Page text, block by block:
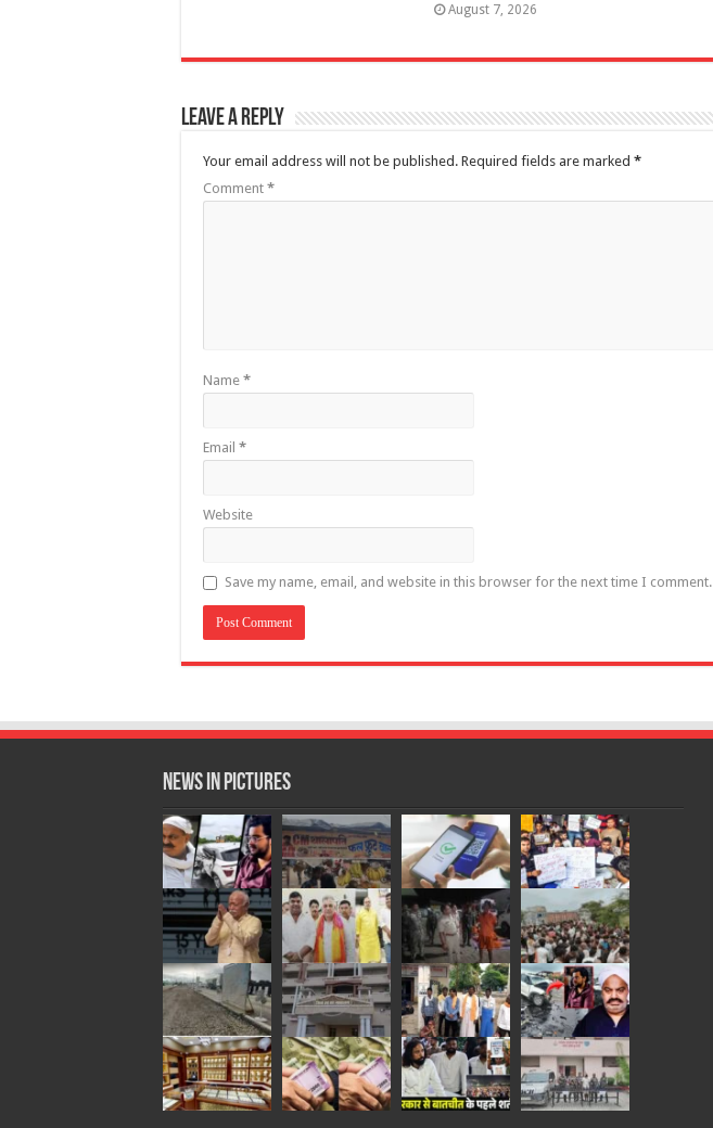
August 7, 2026
Leave a Reply
Your email address will not be published. Required fields are marked *
Comment *
Name *
Email *
Website
Save my name, email, and website in this browser for the next time I comment.
News in Pictures